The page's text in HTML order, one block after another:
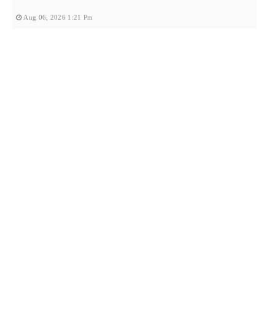
Aug 06, 2026 1:21 Pm